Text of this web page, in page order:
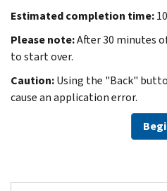
Estimated completion time:
Please note:After 30 minutes
to start over.
Caution:Using the "Back"
cause an application error.